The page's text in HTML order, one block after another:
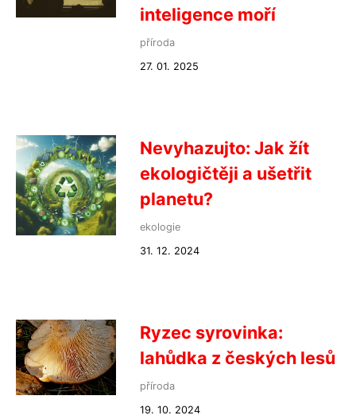
inteligence moří
příroda
27. 01. 2025
Nevyhazujto: Jak žít
ekologičtěji a ušetřit
planetu?
ekologie
31. 12. 2024
Ryzec syrovinka:
lahůdka z českých lesů
příroda
19. 10. 2024